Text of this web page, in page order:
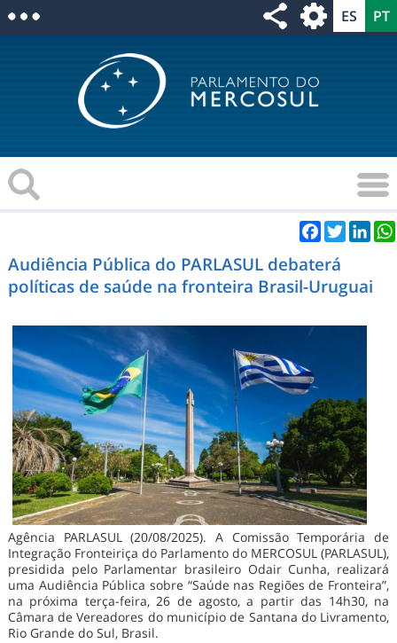
Facebook
Twitter
Audiência Pública do PARLASUL debaterá
políticas de saúde na fronteira Brasil-Uruguai
Agência PARLASUL (20/08/2025). A Comissão Temporária de
Integração Fronteiriça do Parlamento do MERCOSUL (PARLASUL),
presidida pelo Parlamentar brasileiro Odair Cunha, realizará
uma Audiência Pública sobre “Saúde nas Regiões de Fronteira”,
na próxima terça-feira, 26 de agosto, a partir das 14h30, na
Câmara de Vereadores do município de Santana do Livramento,
Rio Grande do Sul, Brasil.